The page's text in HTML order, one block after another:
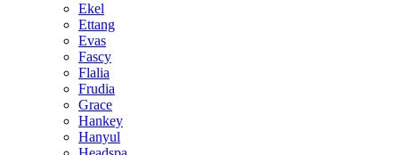
Ekel
Ettang
Evas
Fascy
Flalia
Frudia
Grace
Hankey
Hanyul